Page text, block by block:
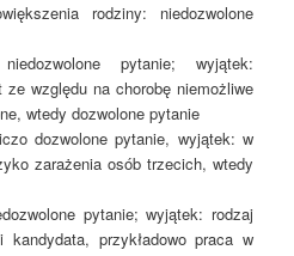
rodziny: niedozwolone
pytanie; wyjątek:
względu na chorobę niemożliwe
wtedy dozwolone pytanie
dozwolone pytanie, wyjątek: w
zarażenia osób trzecich, wtedy
pytanie; wyjątek: rodzaj
kandydata, przykładowo praca w